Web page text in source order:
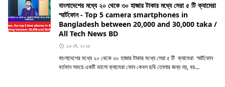
বাংলাদেশের মধ্যে ২০ থেকে ৩০ হাজার টাকার মধ্যে সেরা ৫ টি ক্যামেরা
স্মার্টফোন - Top 5 camera smartphones in
Bangladesh between 20,000 and 30,000 taka /
All Tech News BD
১৬ মে, ২০২৫
বাংলাদেশের মধ্যে ২০ থেকে ৩০ হাজার টাকার মধ্যে সেরা ৫ টি ক্যামেরা স্মার্টফোন
বর্তমান সময়ে একটি ভালো ক্যামেরা ফোন কেবল ছবি তোলার জন্য নয়, বর...